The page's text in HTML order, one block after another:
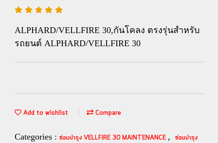
ALPHARD/VELLFIRE 30,กันโคลง ตรงรุ่นสำหรับ
รถยนต์ ALPHARD/VELLFIRE 30
Add to wishlist Compare
Categories : ซ่อมบำรุง VELLFIRE 30 MAINTENANCE , ซ่อมบำรุง